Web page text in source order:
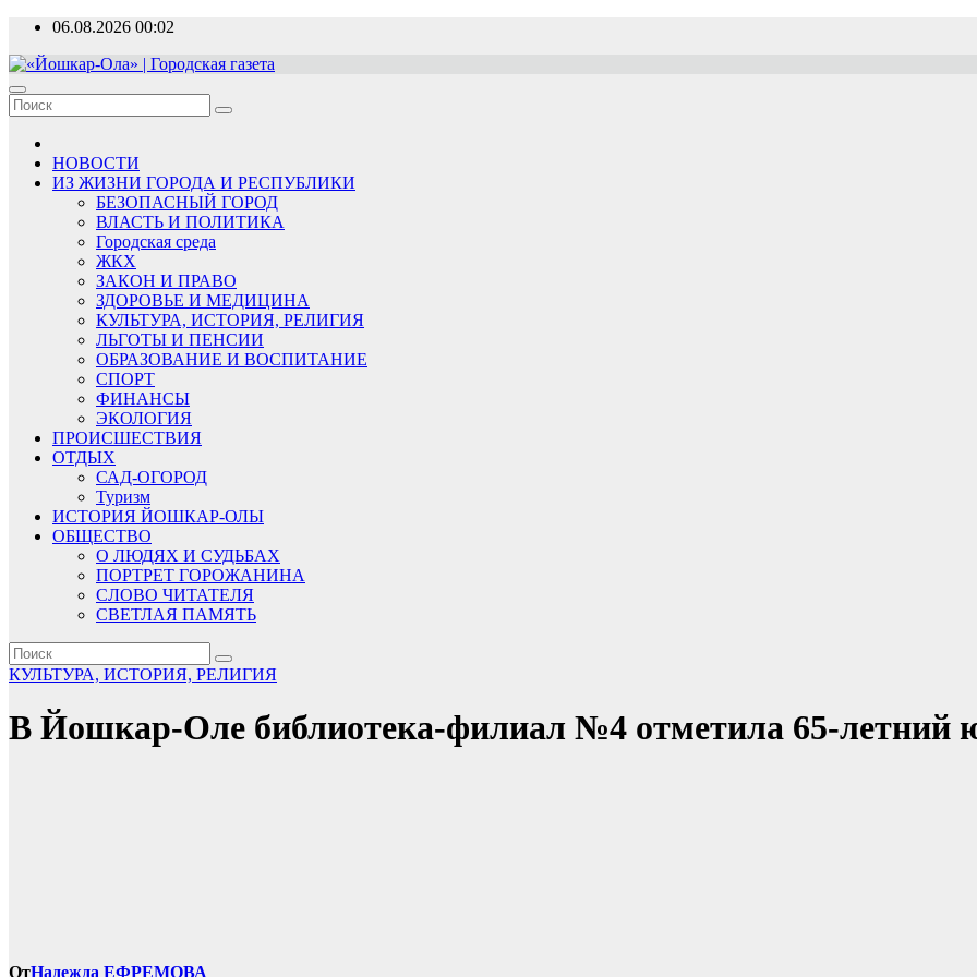
Перейти
содержимому
06.08.2026 00:02
«Йошкар-Ола» | Городская газета
Новости, события, люди
НОВОСТИ
ИЗ ЖИЗНИ ГОРОДА И РЕСПУБЛИКИ
БЕЗОПАСНЫЙ ГОРОД
ВЛАСТЬ И ПОЛИТИКА
Городская среда
ЖКХ
ЗАКОН И ПРАВО
ЗДОРОВЬЕ И МЕДИЦИНА
КУЛЬТУРА, ИСТОРИЯ, РЕЛИГИЯ
ЛЬГОТЫ И ПЕНСИИ
ОБРАЗОВАНИЕ И ВОСПИТАНИЕ
СПОРТ
ФИНАНСЫ
ЭКОЛОГИЯ
ПРОИСШЕСТВИЯ
ОТДЫХ
САД-ОГОРОД
Туризм
ИСТОРИЯ ЙОШКАР-ОЛЫ
ОБЩЕСТВО
О ЛЮДЯХ И СУДЬБАХ
ПОРТРЕТ ГОРОЖАНИНА
СЛОВО ЧИТАТЕЛЯ
СВЕТЛАЯ ПАМЯТЬ
КУЛЬТУРА, ИСТОРИЯ, РЕЛИГИЯ
В Йошкар-Оле библиотека-филиал №4 отметила 65-летний
ОтНадежда ЕФРЕМОВА